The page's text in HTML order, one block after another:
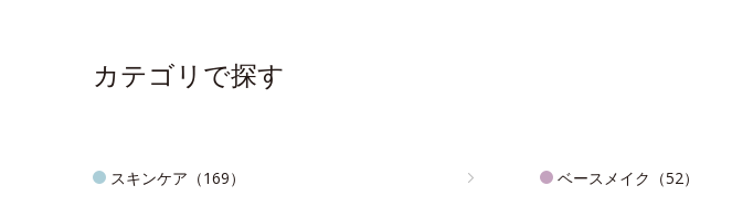
カテゴリで探す
スキンケア（169） ベースメイク（52）